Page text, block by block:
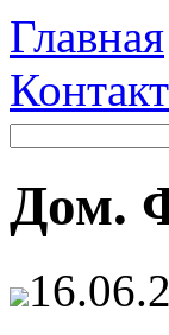
Главная
Дом.